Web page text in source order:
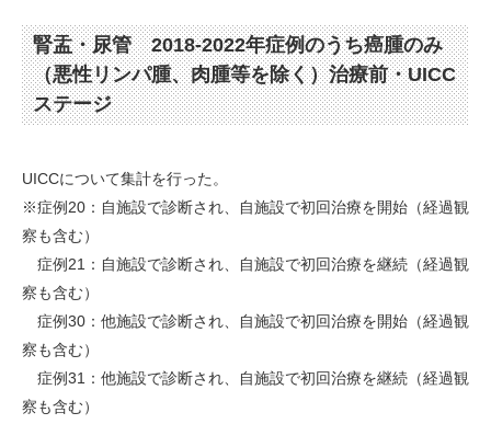
腎盂・尿管 2018-2022年症例のうち癌腫のみ
（悪性リンパ腫、肉腫等を除く）治療前・UICC
ステージ
UICCについて集計を行った。
※症例20：自施設で診断され、自施設で初回治療を開始（経過観
察も含む）
症例21：自施設で診断され、自施設で初回治療を継続（経過観
察も含む）
症例30：他施設で診断され、自施設で初回治療を開始（経過観
察も含む）
症例31：他施設で診断され、自施設で初回治療を継続（経過観
察も含む）